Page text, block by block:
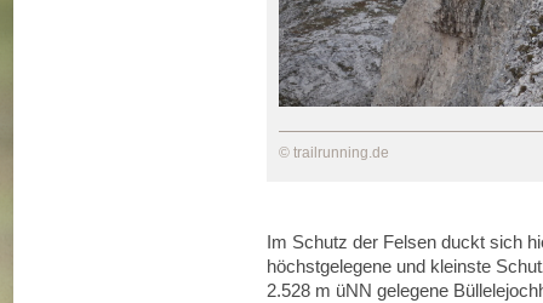
© trailrunning.de
Im Schutz der Felsen duckt sich
höchstgelegene und kleinste
2.528 m üNN gelegene